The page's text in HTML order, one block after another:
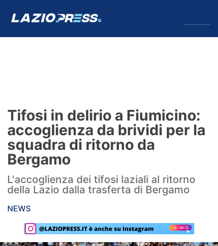
Formello
Infortuni
Primavera
Calciomercato
Lazio Women
Rassegna Lazio
Tifosi in delirio a Fiumicino:
accoglienza da brividi per la
squadra di ritorno da
Bergamo
L'accoglienza dei tifosi laziali al ritorno
della Lazio dalla trasferta di Bergamo
NEWS